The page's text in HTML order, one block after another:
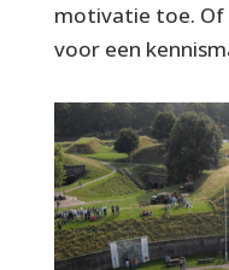
motivatie toe. Of
voor een